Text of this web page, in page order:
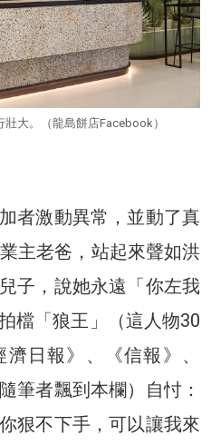
大。（龍島餅店Facebook）
者激動異常，並動了真
主老爸，站起來聲如洪
子，說她永遠「你左我
檔「狼王」（這人物30
日報》、《信報》、
筆者飄到本欄）自忖：
狠不下手，可以讓我來